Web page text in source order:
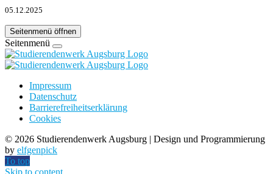
05.12.2025
Seitenmenü öffnen
Seitenmenü
Impressum
Datenschutz
Barrierefreiheitserklärung
Cookies
© 2026 Studierendenwerk Augsburg | Design und Programmierung
by elfgenpick
To top
Skip to content